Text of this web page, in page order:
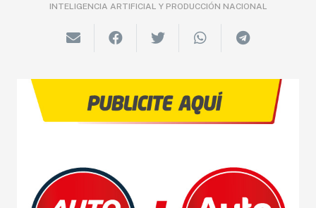
AGRO
COMPETICIÓN
SEGURIDAD VIAL
INTELIGENCIA ARTIFICIAL Y PRODUCCIÓN NACIONAL